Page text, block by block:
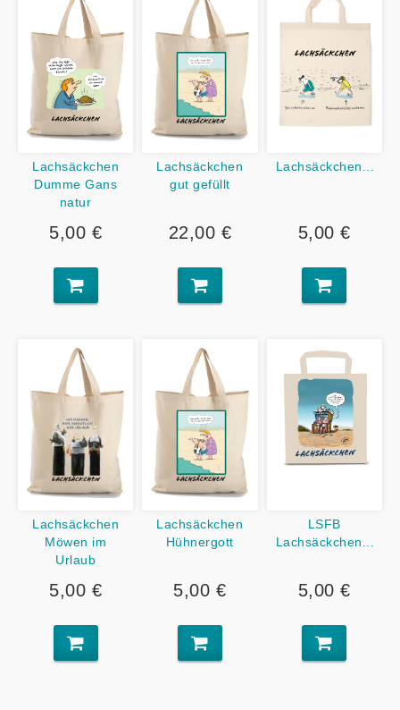
Lachsäckchen
Dumme Gans
natur
5,00 €
Lachsäckchen
gut gefüllt
22,00 €
Lachsäckchen...
5,00 €
Lachsäckchen
Möwen im
Urlaub
5,00 €
Lachsäckchen
Hühnergott
5,00 €
LSFB
Lachsäckchen...
5,00 €